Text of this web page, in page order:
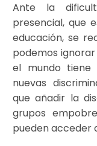
Ante la
presencial, que
educación, se
podemos
el mundo
nuevas
que añadir la
grupos
pueden acceder